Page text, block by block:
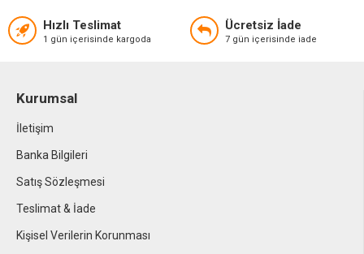
Hızlı Teslimat
1 gün içerisinde kargoda
Ücretsiz İade
7 gün içerisinde iade
Kurumsal
İletişim
Banka Bilgileri
Satış Sözleşmesi
Teslimat & İade
Kişisel Verilerin Korunması